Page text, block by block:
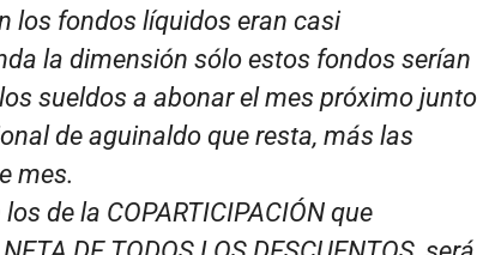
los fondos líquidos eran casi
la dimensión sólo estos fondos serían
sueldos a abonar el mes próximo junto
de aguinaldo que resta, más las
mes.
de la COPARTICIPACIÓN que